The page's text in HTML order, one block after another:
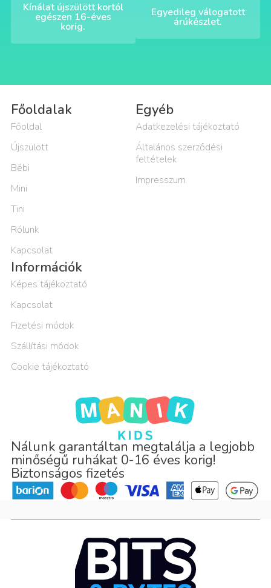
Kínálat újszülött kortól
egészen 16-éves
korig.
Egyedileg válogatott
árúkészlet.
Nálunk garantáltan megtalálja a legjobb
minőségű ruhákat 0-16 éves korig!
Biztonságos fizetés
Főoldalak
Főoldal
Újszülött
Bébi
Mini
Tini
Rólunk
Kapcsolat
Egyéb
Adatkezelési tájékoztató
Általános szerződési
feltételek
Impresszum
Információk
Képes tájékoztató
Kapcsolat
Fizetési módok
Szállítási módok
Cookie tájékoztató